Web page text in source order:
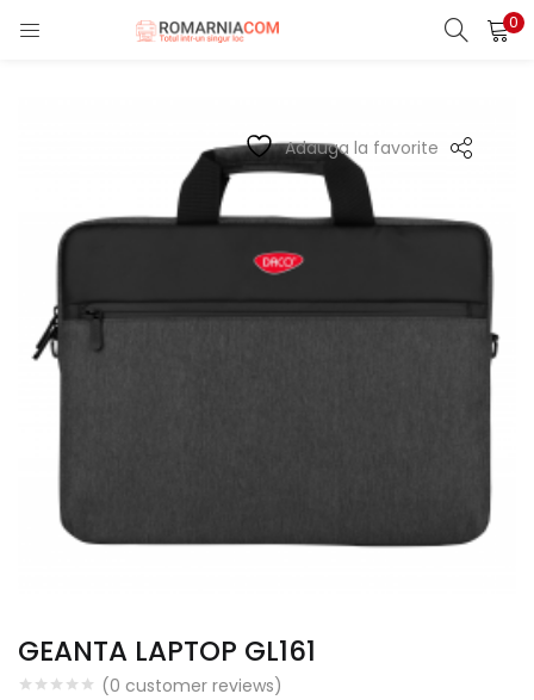
0
LOGIN REGISTER
Adauga la favorite
GEANTA LAPTOP GL161
(0 customer reviews)